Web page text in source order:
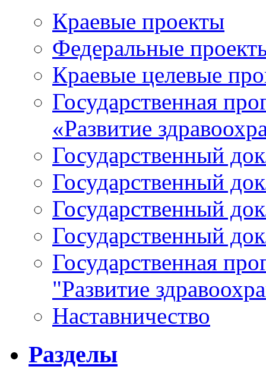
Краевые проекты
Федеральные
Краевые целевые
Государственная
«Развитие
Государственный
Государственный
Государственный
Государственный
Государственная
"Развитие
Наставничество
Разделы